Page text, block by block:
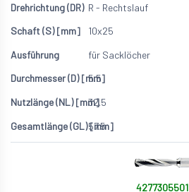
R - Rechtslauf
10x25
für Sacklöcher
5.5
32.5
57.5
4277305501